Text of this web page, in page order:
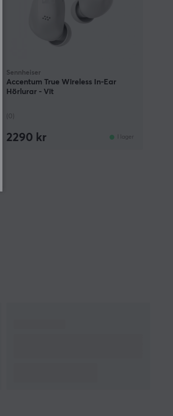
Sennheiser
Accentum True Wireless In-Ear
Hörlurar - Vit
(0)
2290 kr I lager